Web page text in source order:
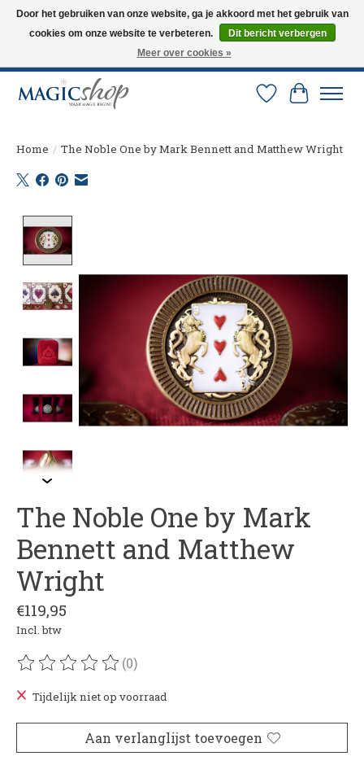
Altijd de nieuwste trucs op voorraad. Snelle verzending via PostNL en DHL.
Langskomen in onze winkel? Bel of mail om een afspraak te maken. 0251-
Verlanglijst
Home / The Noble One by Mark Bennett and Matthew Wright
The Noble One by Mark
Bennett and Matthew
Wright
€119,95
Incl. btw
De beoordeling van dit product is
(0)
Tijdelijk niet op voorraad
Aan verlanglijst toevoegen
Door het gebruiken van onze website, ga je akkoord met het gebruik van
cookies om onze website te verbeteren.
Dit bericht verbergen
Meer over cookies »